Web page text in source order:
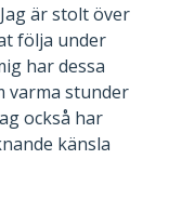
är stolt över
följa under
har dessa
varma stunder
också har
känsla